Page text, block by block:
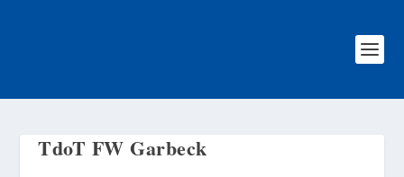
TdoT FW Garbeck